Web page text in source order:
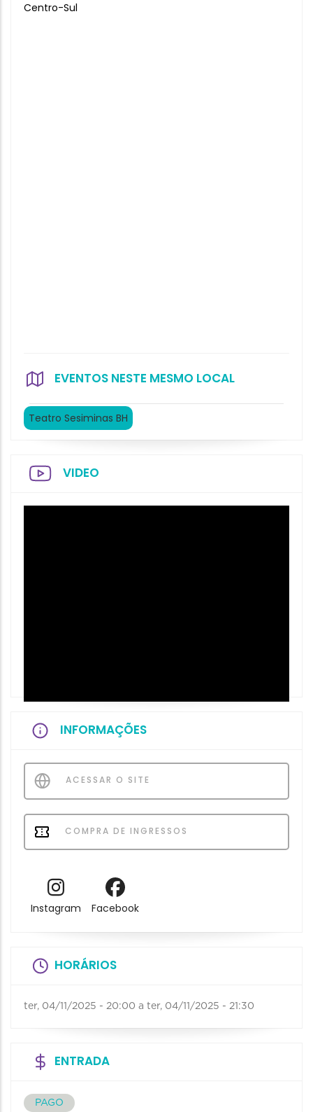
Centro-Sul
EVENTOS NESTE MESMO LOCAL
Teatro Sesiminas BH
VIDEO
INFORMAÇÕES
ACESSAR O SITE
COMPRA DE INGRESSOS
Instagram Facebook
HORÁRIOS
ter, 04/11/2025 - 20:00 a ter, 04/11/2025 - 21:30
ENTRADA
PAGO